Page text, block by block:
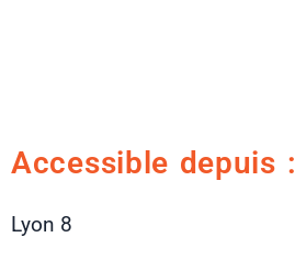
Accessible depuis :
Lyon 8